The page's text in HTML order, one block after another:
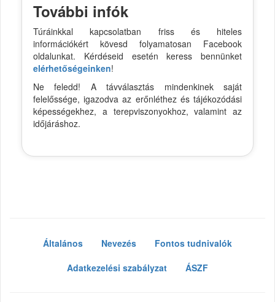
További infók
Túráinkkal kapcsolatban friss és hiteles
információkért kövesd folyamatosan Facebook
oldalunkat. Kérdéseid esetén keress bennünket
elérhetőségeinken!
Ne feledd! A távválasztás mindenkinek saját
felelőssége, igazodva az erőnléthez és tájékozódási
képességekhez, a terepviszonyokhoz, valamint az
időjáráshoz.
Általános Nevezés
Fontos tudnivalók
Adatkezelési szabályzat
ÁSZF